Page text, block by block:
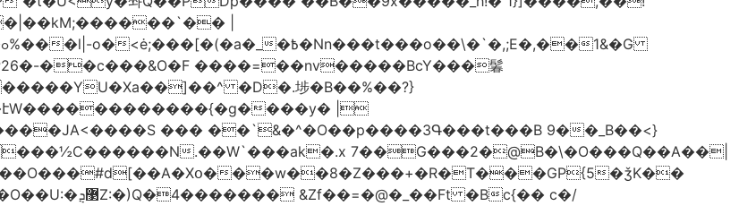
��c���&O�F ����=��nv�����BcY���鬊
��� ��`&�^�O��p����3Գ���t���B 9��_B��<}
.��W`���ak�.x 7��G���2�@B�\�O���Q��A��|
��w��8�Z���+�R�T���GP{5�ǯK��